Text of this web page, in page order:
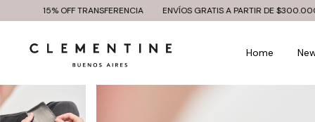
TRANSFERENCIA ENVÍOS GRATIS A PARTIR DE $300.000 3 Y 6
Home